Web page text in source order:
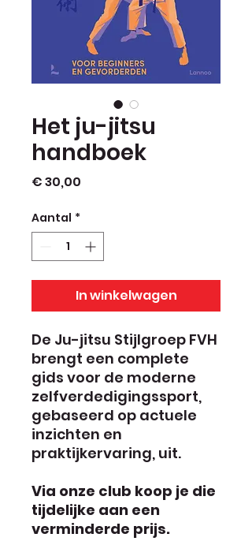
Het ju-jitsu
handboek
€ 30,00
Aantal *
In winkelwagen
De Ju-jitsu Stijlgroep FVH
brengt een complete
gids voor de moderne
zelfverdedigingssport,
gebaseerd op actuele
inzichten en
praktijkervaring, uit.
Via onze club koop je die
tijdelijke aan een
verminderde prijs.